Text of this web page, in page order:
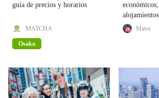
guía de precios y horarios
MATCHA
Osaka
alojamientos
Mayu